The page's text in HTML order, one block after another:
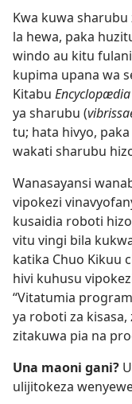
Kwa kuwa
la hewa, paka
windo au kitu
kupima upana wa
Kitabu
ya sharubu (
tu; hata hivyo,
wakati sharubu
Wanasayansi
vipokezi
kusaidia roboti
vitu vingi bila
katika Chuo Kikuu
hivi kuhusu
“Vitatumia
ya roboti za
zitakuwa pia na
Una maoni gani?
ulijitokeza